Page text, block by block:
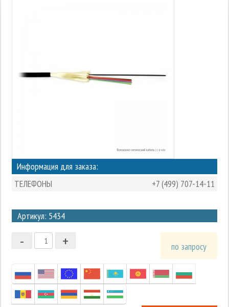
Информация для заказа:
ТЕЛЕФОНЫ
+7 (499) 707-14-11
Артикул: 5434
2
1
-1
+
- по запросу